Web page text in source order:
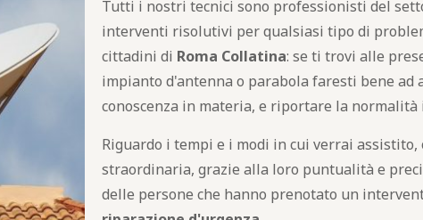
Tutti i nostri tecnici sono professionisti del
interventi risolutivi per qualsiasi tipo di
cittadini di Roma Collatina: se ti trovi alle
impianto d'antenna o parabola faresti bene
conoscenza in materia, e riportare la normalità
Riguardo i tempi e i modi in cui verrai
straordinaria, grazie alla loro puntualità e
delle persone che hanno prenotato un